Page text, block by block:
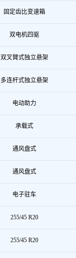
固定齿比变速箱
双电机四驱
双叉臂式独立悬架
多连杆式独立悬架
电动助力
承载式
通风盘式
通风盘式
电子驻车
255/45 R20
255/45 R20